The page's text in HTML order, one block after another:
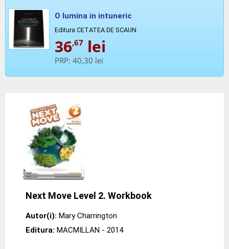
O lumina in intuneric
Editura CETATEA DE SCAUN
36,67 lei
PRP: 40,30 lei
Next Move Level 2. Workbook
Autor(i): Mary Charrington
Editura: MACMILLAN - 2014